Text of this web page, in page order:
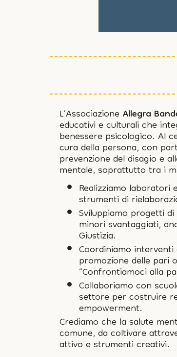
L’AssociazioneAllegra
educativi e culturali che
benessere psicologico. Al
cura della persona, con
prevenzione del disagio e
mentale, soprattutto tra i
Realizziamo
strumenti di
Sviluppiamo progetti
minori svantaggiati,
Giustizia.
Coordiniamo
promozione delle
“Confrontiamoci alla
Collaboriamo con
settore per costruire
empowerment.
Crediamo che la salute
comune, da coltivare
attivo e strumenti creativi.